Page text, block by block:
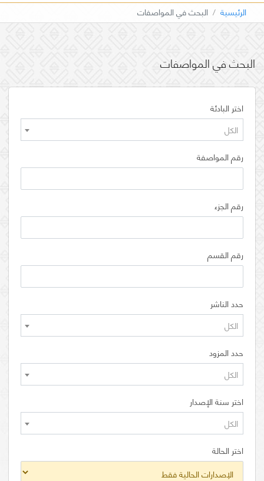
الرئيسية البحث في المواصفات
البحث في المواصفات
اختر البادئة
الكل
رقم المواصفة
رقم الجزء
رقم القسم
حدد الناشر
الكل
حدد المزود
الكل
اختر سنة الإصدار
الكل
اختر الحالة